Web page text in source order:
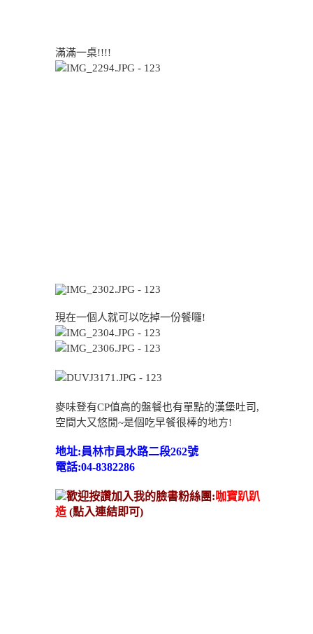
滿滿一桌!!!!
現在一個人就可以吃掉一份餐囉!
麥味登有CP值高的盤餐也有單點的漢堡吐司,
空間大又悠閒~是個吃早餐很棒的地方!
地址:員林市員水路二段262號
電話:04-8382286
歡迎按讚加入我的臉書粉絲團:咖寶趴趴
造 (點入連結即可)